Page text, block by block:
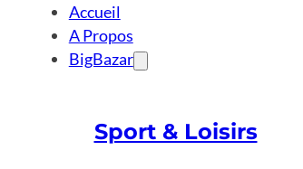
Accueil
A Propos
BigBazar
Sport & Loisirs